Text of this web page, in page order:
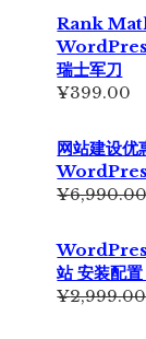
Rank
瑞士军刀
¥399.00
网站建设优
¥
站 安装配
¥2,999.00